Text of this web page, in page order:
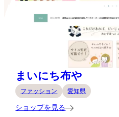
まいにち布や
ファッション 愛知県
ショップを見る